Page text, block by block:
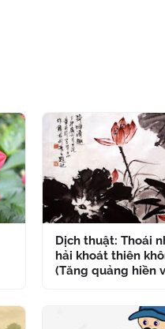
Dịch thuật: Thoái
hải khoát thiên
(Tăng quảng hiền